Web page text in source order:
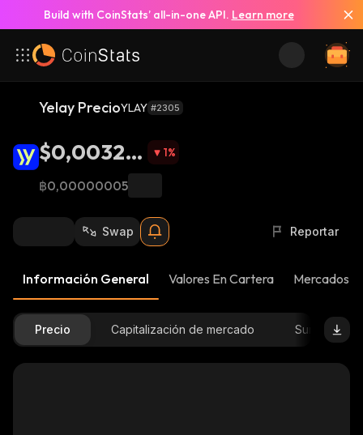
Build with CoinStats’ all-in-one API. Learn more
Yelay PrecioYLAY #2305
$0,00320
8
1%
฿0,00000005
Swap Reportar
Información General Valores En Cartera Mercados
Precio Capitalización de mercado Suministro